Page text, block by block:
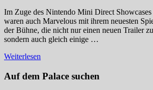
Im Zuge des Nintendo Mini Direct
waren auch Marvelous mit ihrem neuesten
der Bühne, die nicht nur einen neuen Trailer
sondern auch gleich einige …
Weiterlesen
Auf dem Palace suchen